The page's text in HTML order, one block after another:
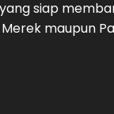
siap
maupun